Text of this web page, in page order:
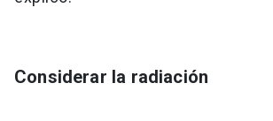
Considerar la radiación